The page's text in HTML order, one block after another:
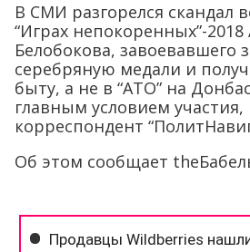
В СМИ разгорелся скандал
“Играх непокоренных”-2018
Белобокова, завоевавшего
серебряную медали и
быту, а не в “АТО” на
главным условием участия,
корреспондент
Об этом сообщает